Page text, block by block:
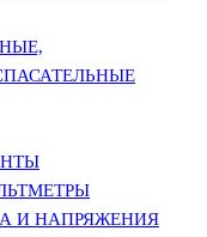
И НАПРЯЖЕНИЯ